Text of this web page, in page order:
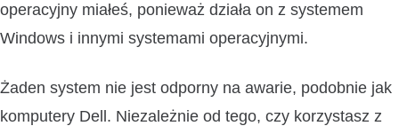
operacyjny miałeś, ponieważ działa on z systemem
Windows i innymi systemami operacyjnymi.
Żaden system nie jest odporny na awarie, podobnie jak
komputery Dell. Niezależnie od tego, czy korzystasz z